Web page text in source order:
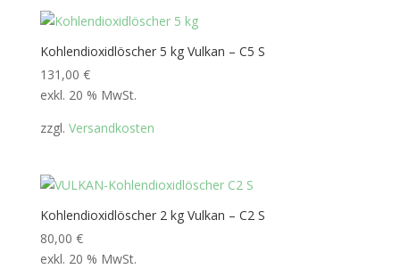
Kohlendioxidlöscher 5 kg Vulkan – C5 S
131,00 €
exkl. 20 % MwSt.
zzgl. Versandkosten
Kohlendioxidlöscher 2 kg Vulkan – C2 S
80,00 €
exkl. 20 % MwSt.